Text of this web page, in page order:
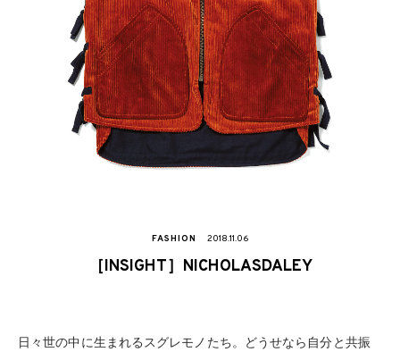
FASHION 2018.11.06
［INSIGHT］NICHOLASDALEY
日々世の中に生まれるスグレモノたち。どうせなら自分と共振